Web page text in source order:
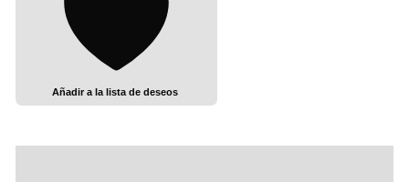
Añadir a la lista de deseos